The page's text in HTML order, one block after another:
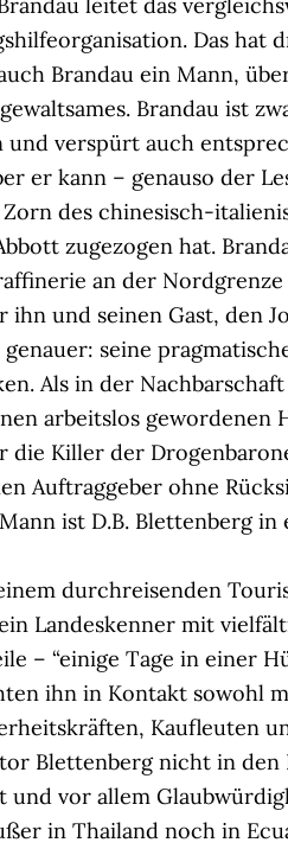
Das hat
Brandau ein Mann,
Brandau ist
verspürt auch
er kann – genauso der
des chinesisch-
zugezogen hat.
an der
ihn und seinen Gast, den
seine
Als in der
arbeitslos gewordenen
die Killer der
Auftraggeber ohne
ist D.B. Blettenberg
durchreisenden
Landeskenner mit
– “einige Tage in einer
ihn in Kontakt sowohl
Kaufleuten
Blettenberg nicht in den
und vor allem
in Thailand noch in